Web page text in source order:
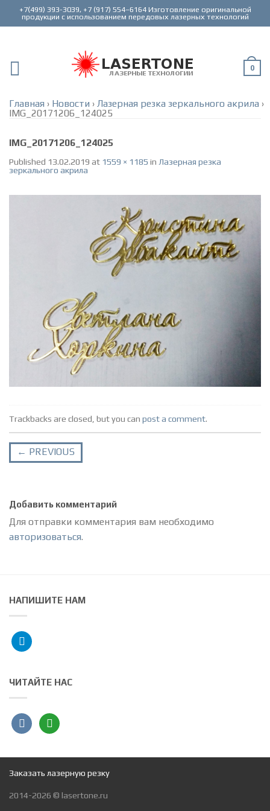
+7(499) 393-3039, +7 (917) 554–6164 Изготовление оригинальной
0
Главная › Новости › Лазерная резка зеркального акрила ›
IMG_20171206_124025
IMG_20171206_124025
Published 13.02.2019 at 1559 × 1185 in Лазерная резка
зеркального акрила
Trackbacks are closed, but you can post a comment.
← PREVIOUS
Добавить комментарий
Для отправки комментария вам необходимо
авторизоваться.
НАПИШИТЕ НАМ
telegram
ЧИТАЙТЕ НАС
vkontakteangieslist
Заказать лазерную резку
2014-2026 © lasertone.ru